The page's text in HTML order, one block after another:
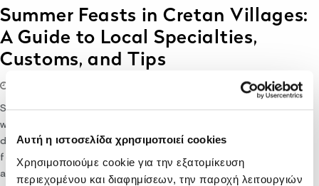
Αυτή η ιστοσελίδα χρησιμοποιεί cookies
Χρησιμοποιούμε cookie για την εξατομίκευση
περιεχομένου και διαφημίσεων, την παροχή λειτουργιών
Summer Feasts in Cretan Villages:
A Guide to Local Specialties,
Customs, and Tips
Summer is the season for indulging in delightful feasts, and
what better place to experience the epitome of culinary
delights than the picturesque Cretan villages? Summer
feasts in Cretan villages celebrate local traditions, flavors,
and warm hospitality. From savoring mouthwatering…